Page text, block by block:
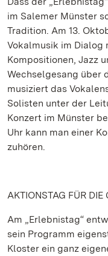
im Salemer Münster
Tradition. Am 13.
Vokalmusik im Dialog
Kompositionen, Jazz
Wechselgesang über
musiziert das
Solisten unter der
Konzert im Münster
Uhr kann man einer
zuhören.
AKTIONSTAG FÜR DIE
Am „Erlebnistag“
sein Programm
Kloster ein ganz